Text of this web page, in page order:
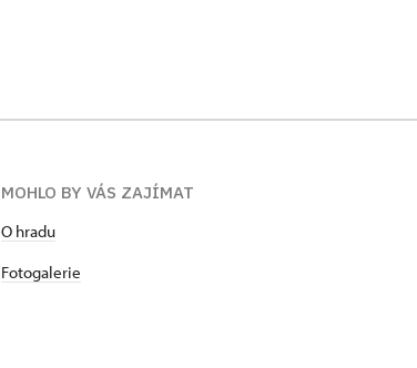
MOHLO BY VÁS ZAJÍMAT
O hradu
Fotogalerie